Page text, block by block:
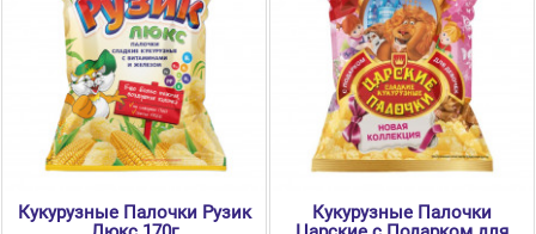
Кукурузные Палочки Рузик
Кукурузные Палочки